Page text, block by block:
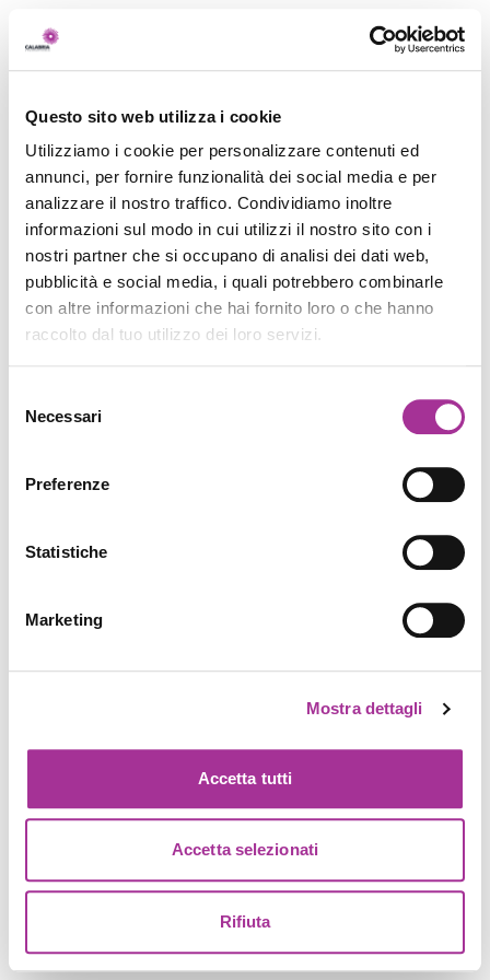
Questo sito web utilizza i cookie
Utilizziamo i cookie per personalizzare contenuti ed
annunci, per fornire funzionalità dei social media e per
analizzare il nostro traffico. Condividiamo inoltre
informazioni sul modo in cui utilizzi il nostro sito con i
nostri partner che si occupano di analisi dei dati web,
pubblicità e social media, i quali potrebbero combinarle
con altre informazioni che hai fornito loro o che hanno
raccolto dal tuo utilizzo dei loro servizi.
delNecessari
Preferenze
Statistiche
Marketing
Mostra dettagli
Accetta tutti
Accetta selezionati
Rifiuta